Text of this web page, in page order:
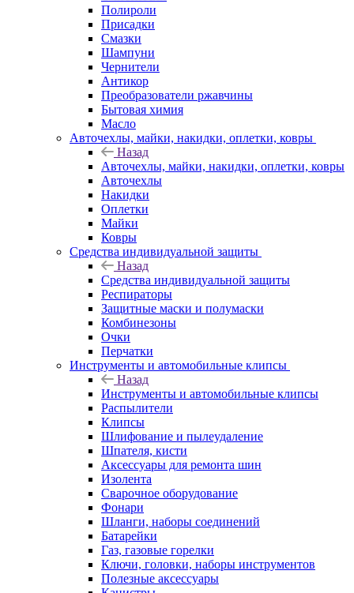
Полироли
Присадки
Смазки
Шампуни
Чернители
Антикор
Преобразователи ржавчины
Бытовая химия
Масло
Авточехлы, майки, накидки, оплетки, ковры
Назад
Авточехлы, майки, накидки, оплетки, ковры
Авточехлы
Накидки
Оплетки
Майки
Ковры
Средства индивидуальной защиты
Назад
Средства индивидуальной защиты
Респираторы
Защитные маски и полумаски
Комбинезоны
Очки
Перчатки
Инструменты и автомобильные клипсы
Назад
Инструменты и автомобильные клипсы
Распылители
Клипсы
Шлифование и пылеудаление
Шпателя, кисти
Аксессуары для ремонта шин
Изолента
Сварочное оборудование
Фонари
Шланги, наборы соединений
Батарейки
Газ, газовые горелки
Ключи, головки, наборы инструментов
Полезные аксессуары